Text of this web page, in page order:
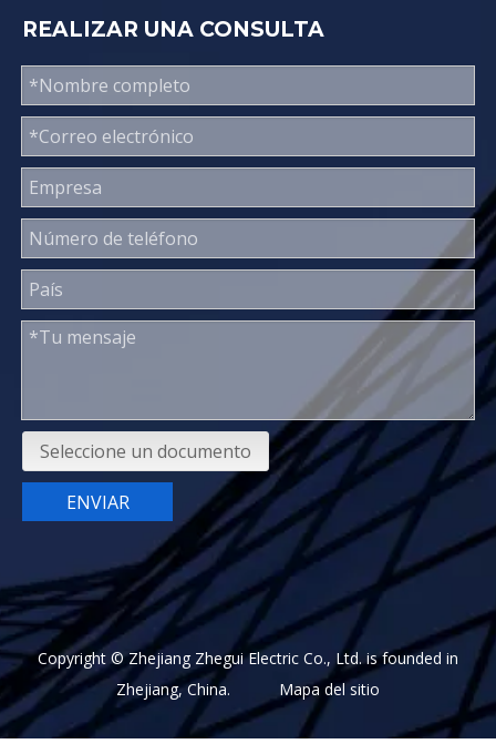
REALIZAR UNA CONSULTA
Seleccione un documento
ENVIAR
Copyright © Zhejiang Zhegui Electric Co., Ltd. is founded in
Zhejiang, China. Mapa del sitio